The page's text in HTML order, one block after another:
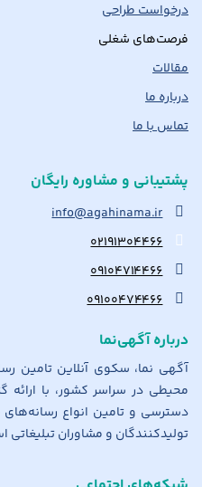
درخواست طراحی
فرصت‌های شغلی
مقالات
درباره ما
تماس با ما
پشتیبانی و مشاوره رایگان
info@agahinama.ir
۰۲۱۹۱۳۰۴۴۶۶
۰۹۱۰۴۷۱۴۴۶۶
۰۹۱۰۰۴۷۴۴۶۶
درباره آگهی‌نما
آگهی نما، سکوی آنلاین تامین
محیطی در سراسر کشور، با
دسترسی و تامین انواع رسانه‌های
تولیدکنندگان و مشاوران تبلیغاتی